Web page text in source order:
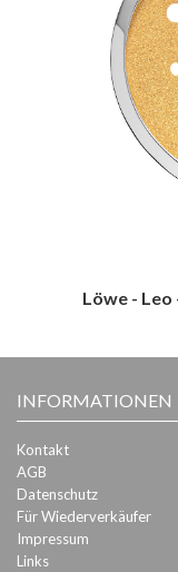
Löwe -
INFORMATIONEN
Kontakt
AGB
Datenschutz
Für Wiederverkäufer
Impressum
Links